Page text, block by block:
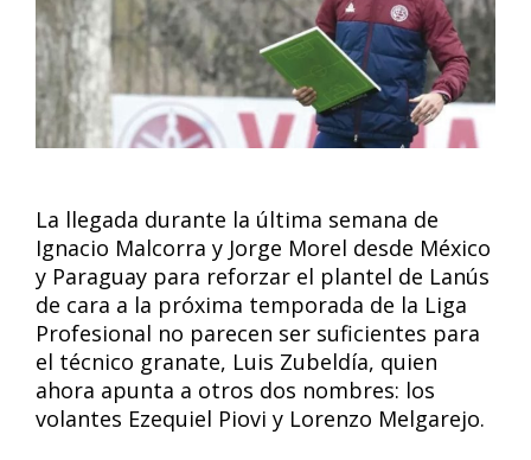
La llegada durante la última semana de
Ignacio Malcorra y Jorge Morel desde México
y Paraguay para reforzar el plantel de Lanús
de cara a la próxima temporada de la Liga
Profesional no parecen ser suficientes para
el técnico granate, Luis Zubeldía, quien
ahora apunta a otros dos nombres: los
volantes Ezequiel Piovi y Lorenzo Melgarejo.